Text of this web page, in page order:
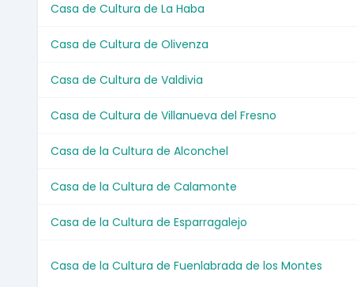
Casa de Cultura de La Haba
Casa de Cultura de Olivenza
Casa de Cultura de Valdivia
Casa de Cultura de Villanueva del Fresno
Casa de la Cultura de Alconchel
Casa de la Cultura de Calamonte
Casa de la Cultura de Esparragalejo
Casa de la Cultura de Fuenlabrada de los Montes